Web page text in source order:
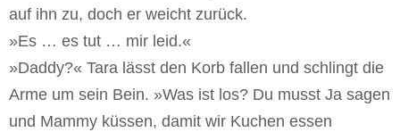
auf ihn zu, doch er weicht zurück.
»Es … es tut … mir leid.«
»Daddy?« Tara lässt den Korb fallen und schlingt die
Arme um sein Bein. »Was ist los? Du musst Ja sagen
und Mammy küssen, damit wir Kuchen essen